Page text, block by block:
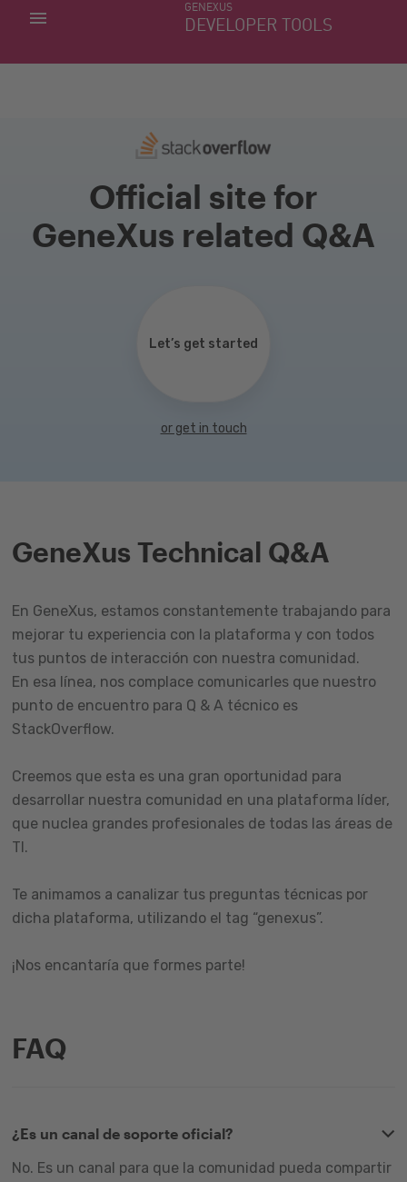
GENEXUS
DEVELOPER TOOLS
MIS APLICACIONES
Official site for
GeneXus related Q&A
Let’s get started
or get in touch
GeneXus Technical Q&A
En GeneXus, estamos constantemente trabajando para
mejorar tu experiencia con la plataforma y con todos
tus puntos de interacción con nuestra comunidad.
En esa línea, nos complace comunicarles que nuestro
punto de encuentro para Q & A técnico es
StackOverflow.
Creemos que esta es una gran oportunidad para
desarrollar nuestra comunidad en una plataforma líder,
que nuclea grandes profesionales de todas las áreas de
TI.
Te animamos a canalizar tus preguntas técnicas por
dicha plataforma, utilizando el tag “genexus”.
¡Nos encantaría que formes parte!
FAQ
¿Es un canal de soporte oficial?
No. Es un canal para que la comunidad pueda compartir